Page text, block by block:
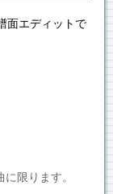
面エディットで
限ります。